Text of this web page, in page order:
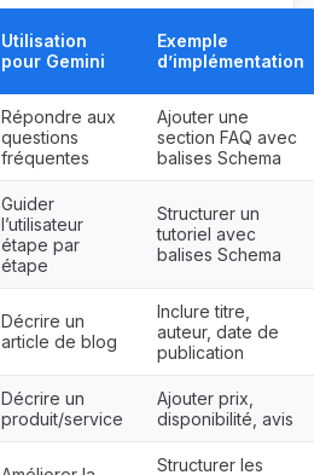
Utilisation
pour Gemini
Exemple
d’implémentation
Répondre aux
questions
fréquentes
Ajouter une
section FAQ avec
balises Schema
Guider
l’utilisateur
étape par
étape
Structurer un
tutoriel avec
balises Schema
Décrire un
article de blog
Inclure titre,
auteur, date de
publication
Décrire un
produit/service
Ajouter prix,
disponibilité, avis
Structurer les